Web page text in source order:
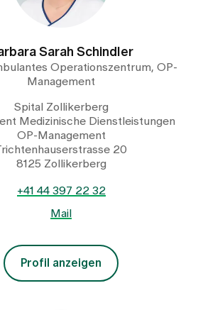
Sarah Schindler
Operationszentrum, OP-
Management
Spital Zollikerberg
Medizinische Dienstleistungen
OP-Management
20
8125 Zollikerberg
+41 44 397 22 32
Mail
Profil anzeigen